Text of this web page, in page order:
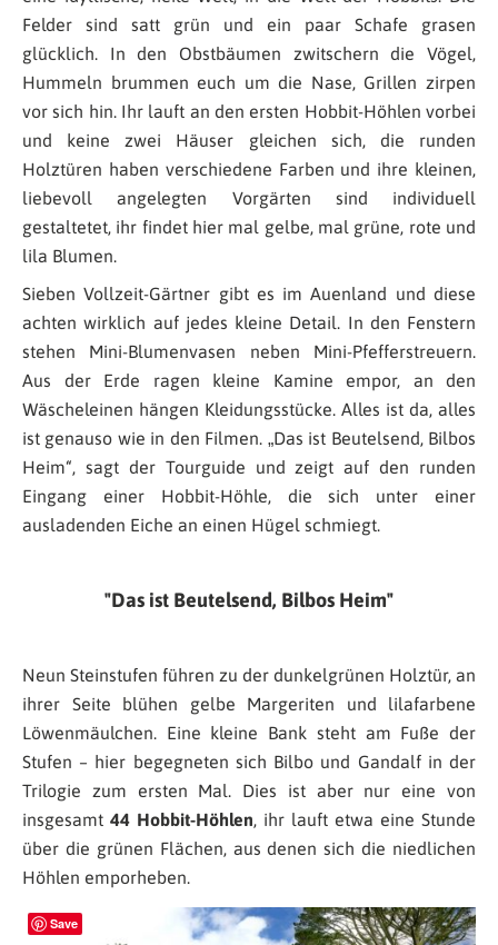
Felder sind satt grün und ein paar Schafe grasen
glücklich. In den Obstbäumen zwitschern die Vögel,
Hummeln brummen euch um die Nase, Grillen zirpen
vor sich hin. Ihr lauft an den ersten Hobbit-Höhlen vorbei
und keine zwei Häuser gleichen sich, die runden
Holztüren haben verschiedene Farben und ihre kleinen,
liebevoll angelegten Vorgärten sind individuell
gestaltetet, ihr findet hier mal gelbe, mal grüne, rote und
lila Blumen.
Sieben Vollzeit-Gärtner gibt es im Auenland und diese
achten wirklich auf jedes kleine Detail. In den Fenstern
stehen Mini-Blumenvasen neben Mini-Pfefferstreuern.
Aus der Erde ragen kleine Kamine empor, an den
Wäscheleinen hängen Kleidungsstücke. Alles ist da, alles
ist genauso wie in den Filmen. „Das ist Beutelsend, Bilbos
Heim“, sagt der Tourguide und zeigt auf den runden
Eingang einer Hobbit-Höhle, die sich unter einer
ausladenden Eiche an einen Hügel schmiegt.
Das ist Beutelsend, Bilbos Heim
Neun Steinstufen führen zu der dunkelgrünen Holztür, an
ihrer Seite blühen gelbe Margeriten und lilafarbene
Löwenmäulchen. Eine kleine Bank steht am Fuße der
Stufen – hier begegneten sich Bilbo und Gandalf in der
Trilogie zum ersten Mal. Dies ist aber nur eine von
insgesamt 44 Hobbit-Höhlen, ihr lauft etwa eine Stunde
über die grünen Flächen, aus denen sich die niedlichen
Höhlen emporheben.
Save